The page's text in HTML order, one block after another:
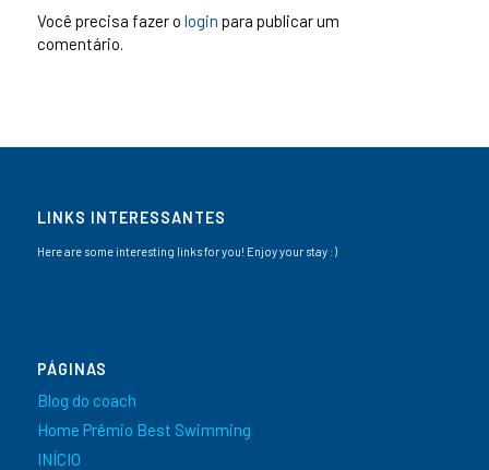
Você precisa fazer o login para publicar um
comentário.
LINKS INTERESSANTES
Here are some interesting links for you! Enjoy your stay :)
PÁGINAS
Blog do coach
Home Prêmio Best Swimming
INÍCIO